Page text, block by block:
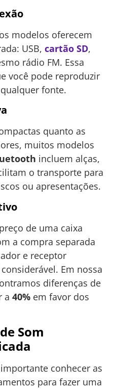
modelos oferecem
USB, cartão SD,
rádio FM. Essa
você pode reproduzir
fonte.
quanto as
muitos modelos
incluem alças,
o transporte para
ou apresentações.
de uma caixa
a compra separada
e receptor
Em nossa
diferenças de
a 40% em favor dos
Som
conhecer as
para fazer uma